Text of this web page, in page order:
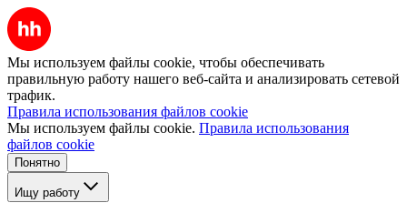
Мы используем файлы cookie, чтобы обеспечивать
правильную работу нашего веб-сайта и анализировать сетевой
трафик.
Правила использования файлов cookie
Мы используем файлы cookie. Правила использования
файлов cookie
Понятно
Ищу работу